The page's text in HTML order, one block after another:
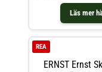
Läs mer
ERNST Ernst
REA